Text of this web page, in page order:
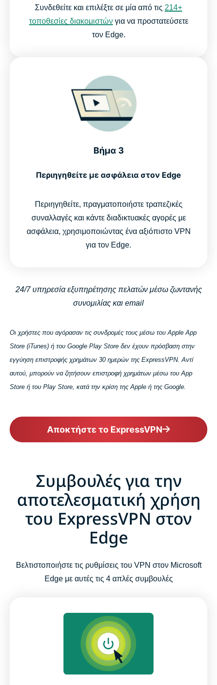
Συνδεθείτε και επιλέξτε σε μία από τις 214+
τοποθεσίες διακομιστώνγια να προστατεύσετε
τον Edge.
Βήμα 3
Περιηγηθείτε με ασφάλεια στον Edge
Περιηγηθείτε, πραγματοποιήστε τραπεζικές
συναλλαγές και κάντε διαδικτυακές αγορές με
ασφάλεια, χρησιμοποιώντας ένα αξιόπιστο VPN
για τον Edge.
24/7 υπηρεσία εξυπηρέτησης πελατών μέσω ζωντανής
συνομιλίας και email
Οι χρήστες που αγόρασαν τις συνδρομές τους μέσω του Apple App
Store (iTunes) ή του Google Play Store δεν έχουν πρόσβαση στην
εγγύηση επιστροφής χρημάτων 30 ημερών της ExpressVPN. Αντί
αυτού, μπορούν να ζητήσουν επιστροφή χρημάτων μέσω του App
Store ή του Play Store, κατά την κρίση της Apple ή της Google.
Αποκτήστε το ExpressVPN
Συμβουλές για την
αποτελεσματική χρήση
του ExpressVPN στον
Edge
Βελτιστοποιήστε τις ρυθμίσεις του VPN στον Microsoft
Edge με αυτές τις 4 απλές συμβουλές